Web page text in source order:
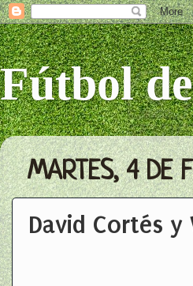
Fútbol
MARTES, 4 DE
David Cortés